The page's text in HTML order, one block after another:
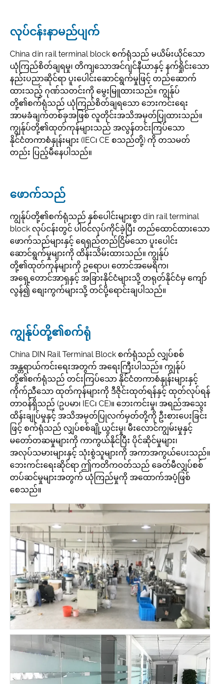
လုပ်ငန်းနာမည်ပျက်
China din rail terminal block စက်ရုံသည် မယိမ်းယိုင်သော
ယုံကြည်စိတ်ချရမှု၊ တိကျသောအင်ဂျင်နီယာနှင့် နက်ရှိုင်းသော
နည်းပညာဆိုင်ရာ ပူးပေါင်းဆောင်ရွက်မှုဖြင့် တည်ဆောက်
ထားသည့် ဂုဏ်သတင်းကို မွေးမြူထားသည်။ ကျွန်ုပ်
တို့၏စက်ရုံသည် ယုံကြည်စိတ်ချရသော ဘေးကင်းရေး
အာမခံချက်တစ်ခုအဖြစ် လူတိုင်းအသိအမှတ်ပြုထားသည်။
ကျွန်ုပ်တို့၏ထုတ်ကုန်များသည် အလွန်တင်းကြပ်သော
နိုင်ငံတကာစံနှုန်းများ (IEC၊ CE စသည်တို့) ကို တသမတ်
တည်း ပြည့်မီနေပါသည်။
ဖောက်သည်
ကျွန်ုပ်တို့၏စက်ရုံသည် နှစ်ပေါင်းများစွာ din rail terminal
block လုပ်ငန်းတွင် ပါဝင်လုပ်ကိုင်ခဲ့ပြီး တည်ထောင်ထားသော
ဖောက်သည်များနှင့် ရေရှည်တည်ငြိမ်သော ပူးပေါင်း
ဆောင်ရွက်မှုများကို ထိန်းသိမ်းထားသည်။ ကျွန်ုပ်
တို့၏ထုတ်ကုန်များကို ဥရောပ၊ တောင်အမေရိက၊
အရှေ့တောင်အာရှနှင့် အခြားနိုင်ငံများသို့ တရုတ်နိုင်ငံမှ ကျော်
လွန်၍ စျေးကွက်များသို့ တင်ပို့ရောင်းချပါသည်။
ကျွန်ုပ်တို့၏စက်ရုံ
China DIN Rail Terminal Block စက်ရုံသည် လျှပ်စစ်
အန္တရာယ်ကင်းရေးအတွက် အရေးကြီးပါသည်။ ကျွန်ုပ်
တို့၏စက်ရုံသည် တင်းကြပ်သော နိုင်ငံတကာစံနှုန်းများနှင့်
ကိုက်ညီသော ထုတ်ကုန်များကို ဒီဇိုင်းထုတ်ရန်နှင့် ထုတ်လုပ်ရန်
တာဝန်ရှိသည် (ဥပမာ၊ IEC၊ CE)။ ဘေးကင်းမှု၊ အရည်အသွေး
ထိန်းချုပ်မှုနှင့် အသိအမှတ်ပြုလက်မှတ်တို့ကို ဦးစားပေးခြင်း
ဖြင့် စက်ရုံသည် လျှပ်စစ်ချို့ယွင်းမှု၊ မီးလောင်ကျွမ်းမှုနှင့်
မတော်တဆမှုများကို ကာကွယ်နိုင်ပြီး ပိုင်ဆိုင်မှုများ၊
အလုပ်သမားများနှင့် သုံးစွဲသူများကို အကာအကွယ်ပေးသည်။
ဘေးကင်းရေးဆိုင်ရာ ဤကတိကဝတ်သည် ခေတ်မီလျှပ်စစ်
တပ်ဆင်မှုများအတွက် ယုံကြည်မှုကို အထောက်အပံ့ဖြစ်
စေသည်။